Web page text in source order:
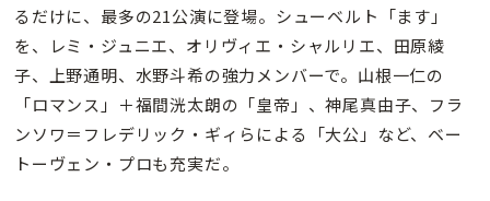
るだけに、最多の21公演に登場。シューベルト「ます」
を、レミ・ジュニエ、オリヴィエ・シャルリエ、田原綾
子、上野通明、水野斗希の強力メンバーで。山根一仁の
「ロマンス」＋福間洸太朗の「皇帝」、神尾真由子、フラ
ンソワ＝フレデリック・ギィらによる「大公」など、ベー
トーヴェン・プロも充実だ。